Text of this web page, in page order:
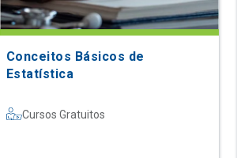
Conceitos Básicos de
Estatística
Cursos Gratuitos